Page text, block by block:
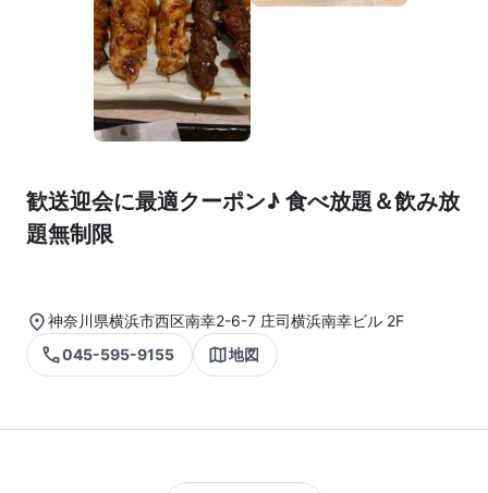
歓送迎会に最適クーポン♪ 食べ放題＆飲み放
題無制限
神奈川県横浜市西区南幸2-6-7 庄司横浜南幸ビル 2F
045-595-9155
地図